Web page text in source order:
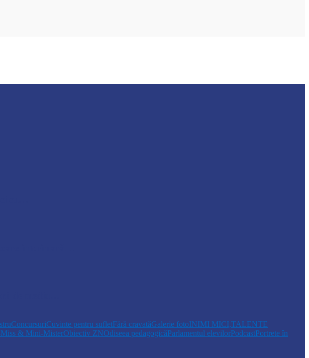
ConcursuriCuvinte pentru sufletFără cravatăGalerie fotoINIMI MICI,TALENTE
& Mini-MisterObiectiv ZNOdiseea pedagogicăParlamentul elevilorPodcastPortrete în